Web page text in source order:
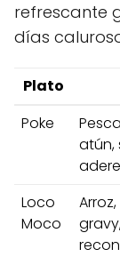
refrescante​
días
Plato
Poke
atún,
Loco
Moco